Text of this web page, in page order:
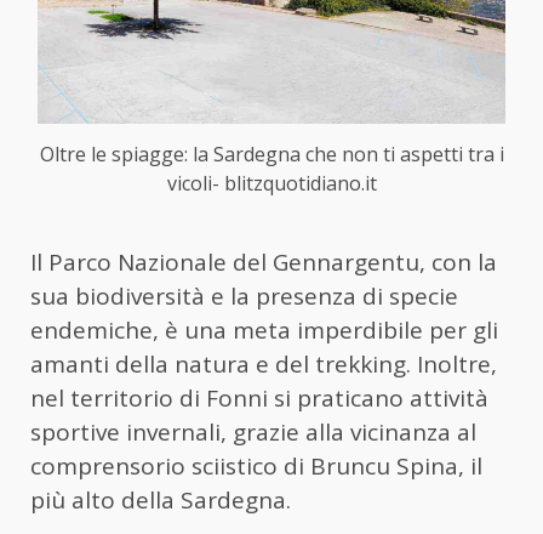
Oltre le spiagge: la Sardegna che non ti aspetti tra i
vicoli- blitzquotidiano.it
Il Parco Nazionale del Gennargentu, con la
sua biodiversità e la presenza di specie
endemiche, è una meta imperdibile per gli
amanti della natura e del trekking. Inoltre,
nel territorio di Fonni si praticano attività
sportive invernali, grazie alla vicinanza al
comprensorio sciistico di Bruncu Spina, il
più alto della Sardegna.